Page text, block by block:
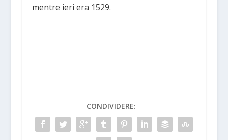
mentre ieri era 1529.
CONDIVIDERE: